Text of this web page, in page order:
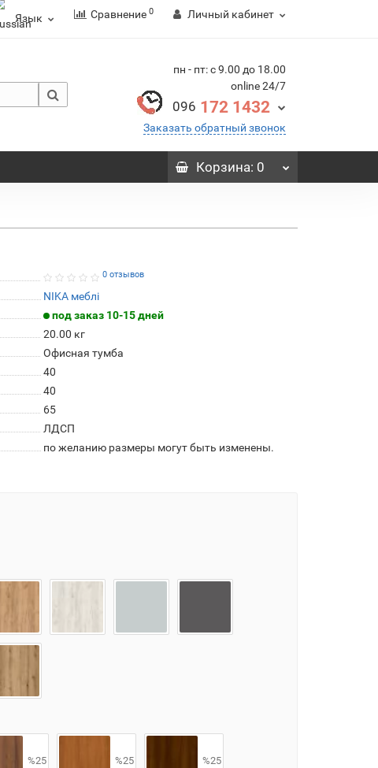
Язык Сравнение 0 Личный кабинет
пн - пт: с 9.00 до 18.00
online 24/7
096 172 1432
Заказать обратный звонок
Корзина: 0
0 отзывов
NIKA меблі
под заказ 10-15 дней
20.00 кг
Офисная тумба
40
40
65
ЛДСП
по желанию размеры могут быть изменены.
%25 %25 %25